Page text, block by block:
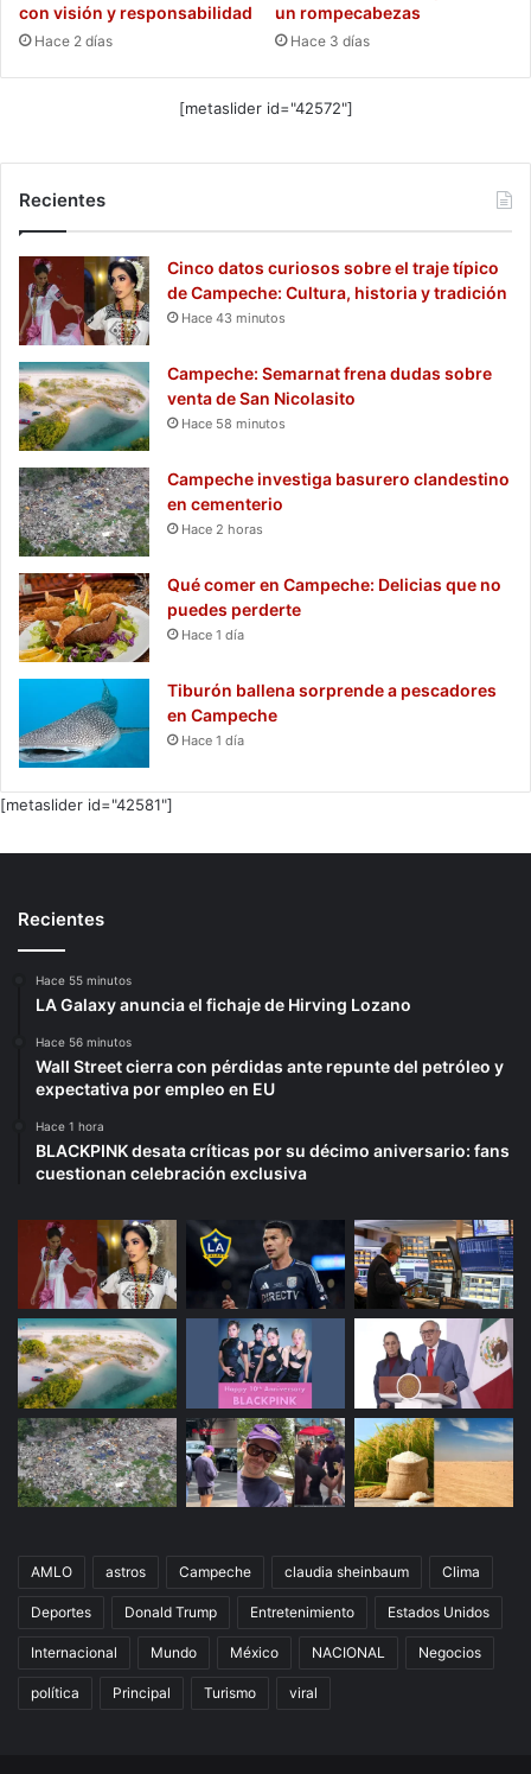
con visión y responsabilidad
Hace 2 días
un rompecabezas
Hace 3 días
[metaslider id="42572"]
Recientes
Cinco datos curiosos sobre el traje típico
de Campeche: Cultura, historia y tradición
Hace 43 minutos
Campeche: Semarnat frena dudas sobre
venta de San Nicolasito
Hace 58 minutos
Campeche investiga basurero clandestino
en cementerio
Hace 2 horas
Qué comer en Campeche: Delicias que no
puedes perderte
Hace 1 día
Tiburón ballena sorprende a pescadores
en Campeche
Hace 1 día
[metaslider id="42581"]
Recientes
Hace 55 minutos
LA Galaxy anuncia el fichaje de Hirving Lozano
Hace 56 minutos
Wall Street cierra con pérdidas ante repunte del petróleo y
expectativa por empleo en EU
Hace 1 hora
BLACKPINK desata críticas por su décimo aniversario: fans
cuestionan celebración exclusiva
AMLO astros Campeche claudia sheinbaum Clima
Deportes Donald Trump Entretenimiento Estados Unidos
Internacional Mundo México NACIONAL Negocios
política Principal Turismo viral